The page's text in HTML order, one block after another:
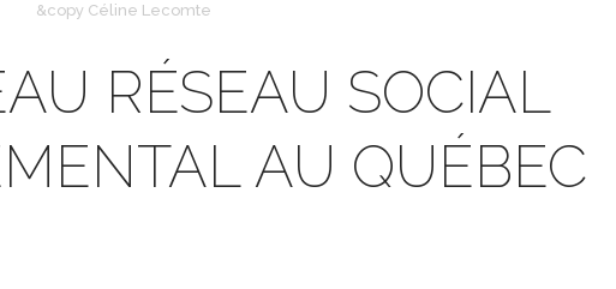
&copy Céline Lecomte
RÉSEAU SOCIAL
AU QUÉBEC